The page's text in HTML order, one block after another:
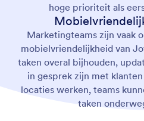
hoge prioriteit als
Marketingteams zijn vaak
mobielvriendelijkheid van
taken overal bijhouden,
in gesprek zijn met
locaties werken, teams
taken